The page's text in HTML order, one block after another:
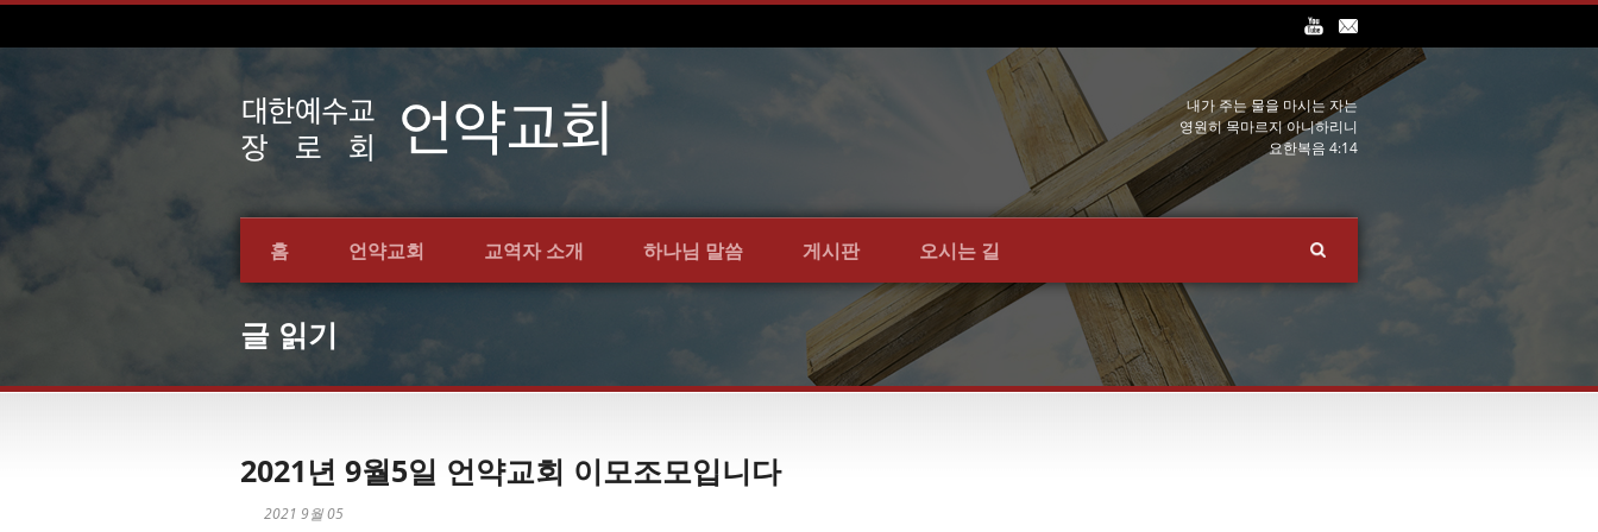
내가 주는 물을 마시는 자는
영원히 목마르지 아니하리니
요한복음 4:14
홈 언약교회 교역자 소개 하나님 말씀 게시판 오시는 길
글 읽기
2021년 9월5일 언약교회 이모조모입니다
2021 9월 05